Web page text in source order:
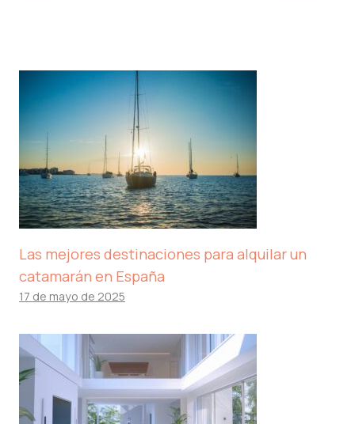
Las mejores destinaciones para alquilar un
catamarán en España
17 de mayo de 2025